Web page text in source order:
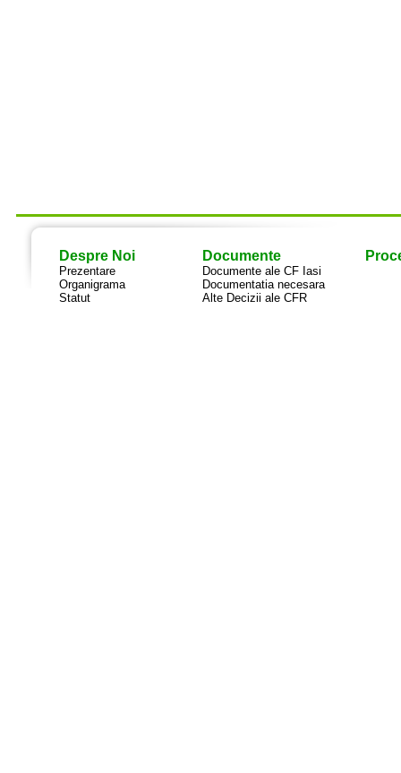
Despre Noi
Prezentare
Organigrama
Statut
Documente
Documente ale CF Iasi
Documentatia necesara
Alte Decizii ale CFR